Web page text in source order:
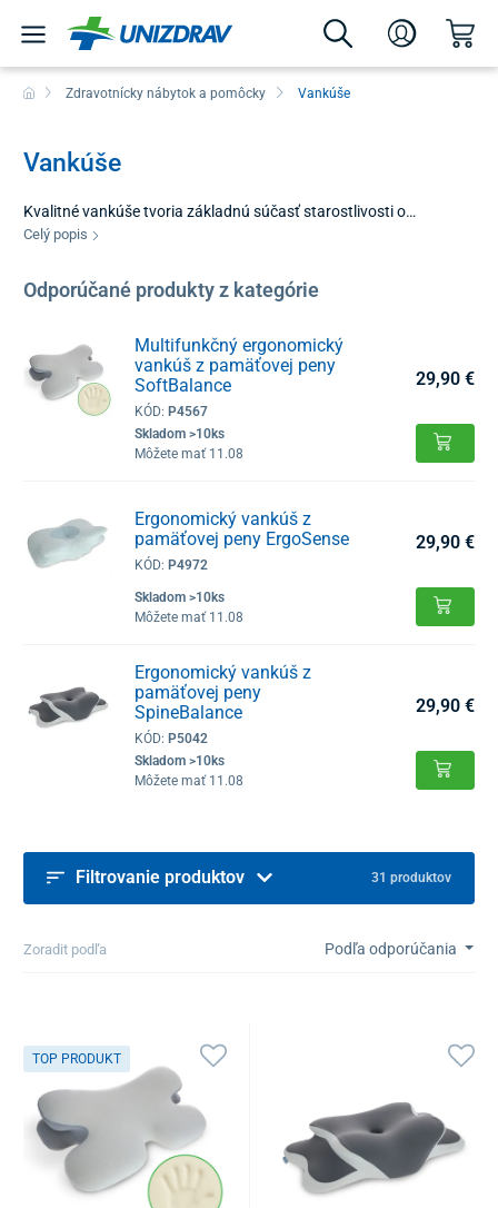
Zdravotnícky nábytok a pomôcky Vankúše
Vankúše
Kvalitné vankúše tvoria základnú súčasť starostlivosti o
pohybový aparát, či už ide o regeneráciu počas spánku alebo
špecializované modely navrhnuté tak, aby poskytovali optimálnu
oporu krčnej chrbtici, bedrám a celému kostrovému systému.
bolesti hlavy a predchádzať vzniku nežiaducich otlakov.
Celý popis
Odporúčané produkty z kategórie
Multifunkčný ergonomický
vankúš z pamäťovej peny
SoftBalance
KÓD: P4567
Skladom >10ks
Môžete mať 11.08
29,90 €
Ergonomický vankúš z
pamäťovej peny ErgoSense
KÓD: P4972
Skladom >10ks
Môžete mať 11.08
29,90 €
Ergonomický vankúš z
pamäťovej peny
SpineBalance
KÓD: P5042
Skladom >10ks
Môžete mať 11.08
29,90 €
Filtrovanie produktov 31 produktov
Zoradit podľa Podľa odporúčania
TOP PRODUKT